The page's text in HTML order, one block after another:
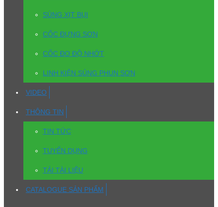
SÚNG XỊT BỤI
CỐC ĐỰNG SƠN
CỐC ĐO ĐỘ NHỚT
LINH KIỆN SÚNG PHUN SƠN
VIDEO
THÔNG TIN
TIN TỨC
TUYỂN DỤNG
TẢI TÀI LIỆU
CATALOGUE SẢN PHẨM